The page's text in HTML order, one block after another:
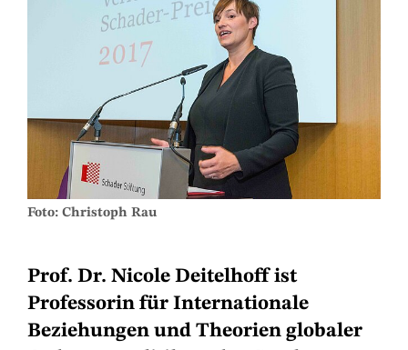
Foto: Christoph Rau
Prof. Dr. Nicole Deitelhoff ist
Professorin für Internationale
Beziehungen und Theorien globaler